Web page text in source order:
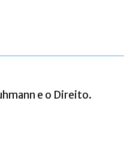
e o Direito.